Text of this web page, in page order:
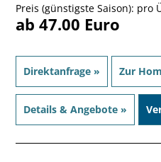
Preis (günstigste Saison): pro
ab 47.00 Euro
Direktanfrage » Zur
Details & Angebote »